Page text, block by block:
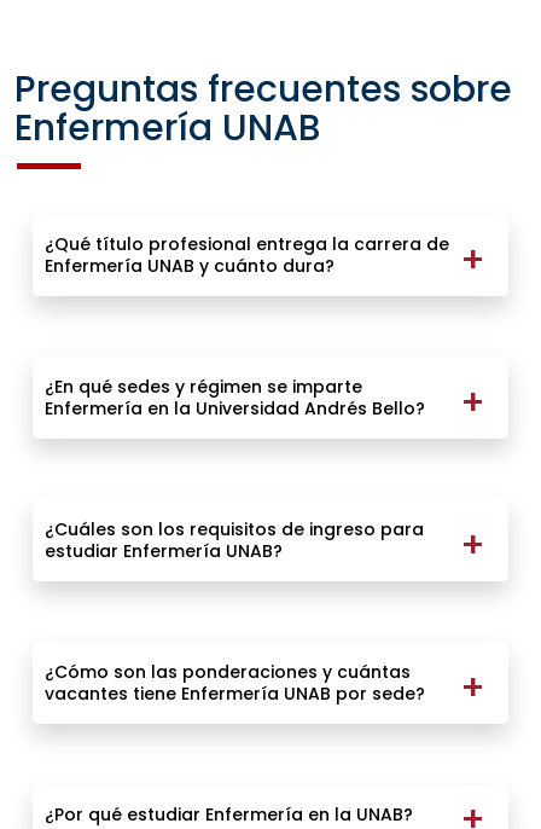
Preguntas frecuentes sobre
Enfermería UNAB
¿Qué título profesional entrega la carrera de
Enfermería UNAB y cuánto dura?
¿En qué sedes y régimen se imparte
Enfermería en la Universidad Andrés Bello?
¿Cuáles son los requisitos de ingreso para
estudiar Enfermería UNAB?
¿Cómo son las ponderaciones y cuántas
vacantes tiene Enfermería UNAB por sede?
¿Por qué estudiar Enfermería en la UNAB?